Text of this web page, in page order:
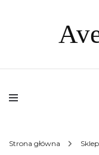
Strona główna Sklep